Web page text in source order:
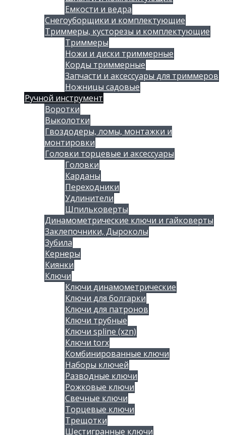
Емкости и ведра
Снегоуборщики и комплектующие
Триммеры, кусторезы и комплектующие
Триммеры
Ножи и диски триммерные
Корды триммерные
Запчасти и аксессуары для триммеров
Ножницы садовые
Ручной инструмент
Воротки
Выколотки
Гвоздодеры, ломы, монтажки и
монтировки
Головки торцевые и аксессуары
Головки
Карданы
Переходники
Удлинители
Шпильковерты
Динамометрические ключи и гайковерты
Заклепочники, Дыроколы
Зубила
Кернеры
Киянки
Ключи
Ключи динамометрические
Ключи для болгарки
Ключи для патронов
Ключи трубные
Ключи spline (xzn)
Ключи torx
Комбинированные ключи
Наборы ключей
Разводные ключи
Рожковые ключи
Свечные ключи
Торцевые ключи
Трещотки
Шестигранные ключи